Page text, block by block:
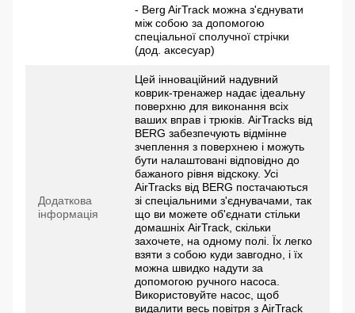
- Berg AirTrack можна з'єднувати
між собою за допомогою
спеціальної сполучної стрічки
(дод. аксесуар)
Додаткова
інформація
Цей інноваційний надувний
коврик-тренажер надає ідеальну
поверхню для виконання всіх
ваших вправ і трюків. AirTracks від
BERG забезпечують відмінне
зчеплення з поверхнею і можуть
бути налаштовані відповідно до
бажаного рівня відскоку. Усі
AirTracks від BERG постачаються
зі спеціальними з'єднувачами, так
що ви можете об'єднати стільки
домашніх AirTrack, скільки
захочете, на одному полі. Їх легко
взяти з собою куди завгодно, і їх
можна швидко надути за
допомогою ручного насоса.
Використовуйте насос, щоб
видалити весь повітря з AirTrack